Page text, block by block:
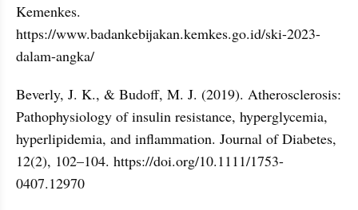
Kemenkes.
https://www.badankebijakan.kemkes.go.id/ski-2023-
dalam-angka/
Beverly, J. K., & Budoff, M. J. (2019). Atherosclerosis:
Pathophysiology of insulin resistance, hyperglycemia,
hyperlipidemia, and inflammation. Journal of Diabetes,
12(2), 102–104. https://doi.org/10.1111/1753-
0407.12970